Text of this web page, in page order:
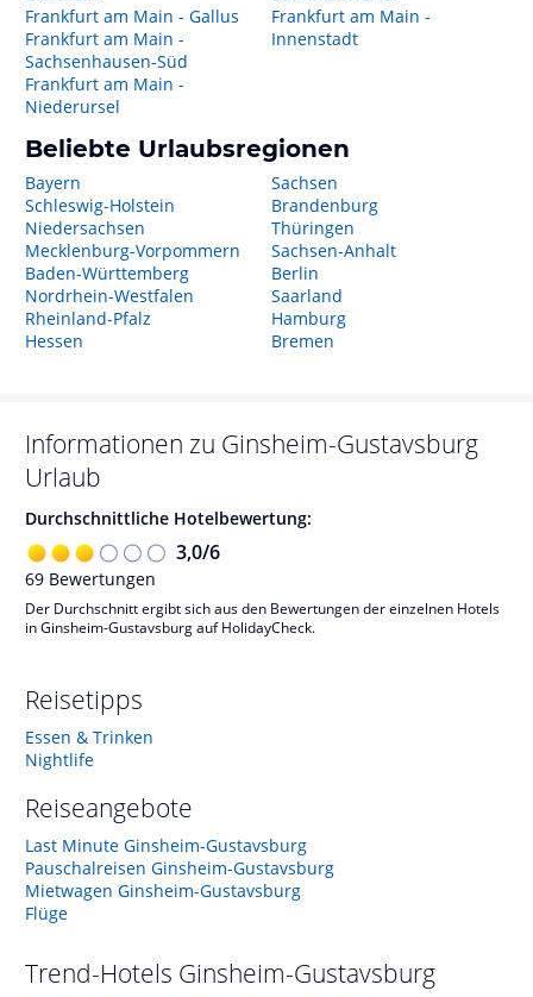
Frankfurt am Main - Gallus
Frankfurt am Main -
Sachsenhausen-Süd
Frankfurt am Main -
Niederursel
Frankfurt am Main -
Innenstadt
Beliebte Urlaubsregionen
Bayern
Schleswig-Holstein
Niedersachsen
Mecklenburg-Vorpommern
Baden-Württemberg
Nordrhein-Westfalen
Rheinland-Pfalz
Hessen
Sachsen
Brandenburg
Thüringen
Sachsen-Anhalt
Berlin
Saarland
Hamburg
Bremen
Informationen zu Ginsheim-Gustavsburg
Urlaub
Durchschnittliche Hotelbewertung:
3,0/6
69 Bewertungen
Der Durchschnitt ergibt sich aus den Bewertungen der einzelnen Hotels
in Ginsheim-Gustavsburg auf HolidayCheck.
Reisetipps
Essen & Trinken
Nightlife
Reiseangebote
Last Minute Ginsheim-Gustavsburg
Pauschalreisen Ginsheim-Gustavsburg
Mietwagen Ginsheim-Gustavsburg
Flüge
Trend-Hotels Ginsheim-Gustavsburg